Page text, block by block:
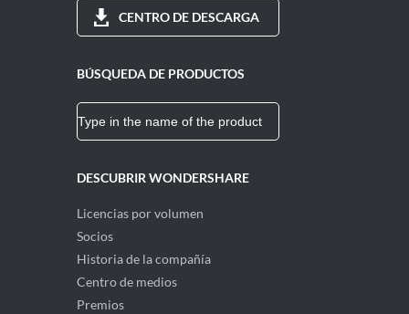
CENTRO DE DESCARGA
BÚSQUEDA DE PRODUCTOS
DESCUBRIR WONDERSHARE
Licencias por volumen
Socios
Historia de la compañía
Centro de medios
Premios